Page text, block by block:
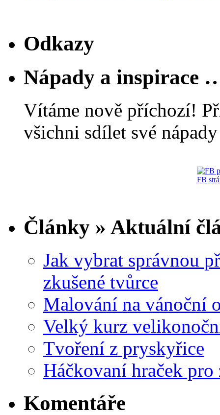
Odkazy
Nápady a inspirace
Vítáme nově příchozí!
všichni sdílet své
FB
Články » Aktuální
Jak vybrat správnou
zkušené tvůrce
Malování na vánoční
Velký kurz
Tvoření z pryskyřice
Háčkovaní hraček pro
Komentáře